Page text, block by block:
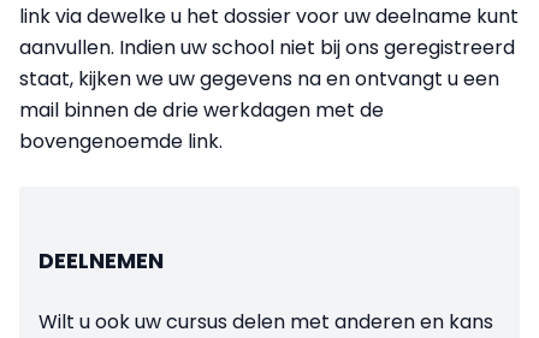
link via dewelke u het dossier voor uw deelname kunt
aanvullen. Indien uw school niet bij ons geregistreerd
staat, kijken we uw gegevens na en ontvangt u een
mail binnen de drie werkdagen met de
bovengenoemde link.
DEELNEMEN
Wilt u ook uw cursus delen met anderen en kans